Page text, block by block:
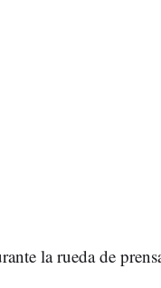
la rueda de